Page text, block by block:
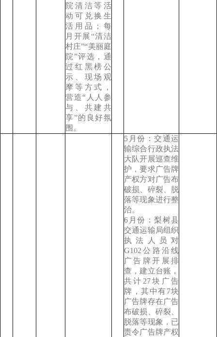
院清洁等活
动可兑换生
活用品；每
月开展“清洁
村庄”“美丽庭
院”评选，通
过红黑榜公
示、现场观
摩等方式，
营造“人人参
与、共建共
享”的良好氛
围。
5月份：交通运
输综合行政执法
大队开展巡查维
护，要求广告牌
产权方对广告布
破损、碎裂、脱
落等现象进行整
治。
6月份：梨树县
交通运输局组织
执法人员对
G102公路沿线
广告牌开展排
查，建立台账，
共计27块广告
牌，其中有7块
广告牌存在广告
布破损、碎裂、
脱落等现象，已
责令广告牌产权